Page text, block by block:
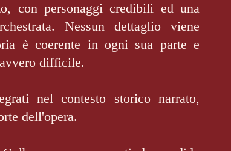
con personaggi credibili ed una
Nessun dettaglio viene
è coerente in ogni sua parte e
difficile.
nel contesto storico narrato,
dell'opera.